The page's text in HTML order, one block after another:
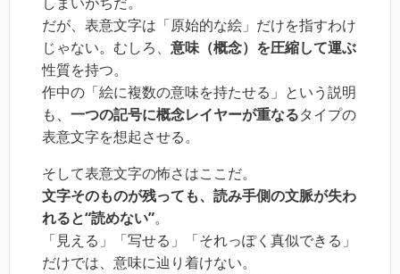
だが、表意文字は「原始的な絵」だけを指すわけ
じゃない。むしろ、 意味（概念）を圧縮して運ぶ
性質を持つ。
作中の「絵に複数の意味を持たせる」という説明
も、 一つの記号に概念レイヤーが重なるタイプの
表意文字を想起させる。
そして表意文字の怖さはここだ。
文字そのものが残っても、読み手側の文脈が失わ
れると“読めない”。
「見える」「写せる」「それっぽく真似できる」
だけでは、意味に辿り着けない。